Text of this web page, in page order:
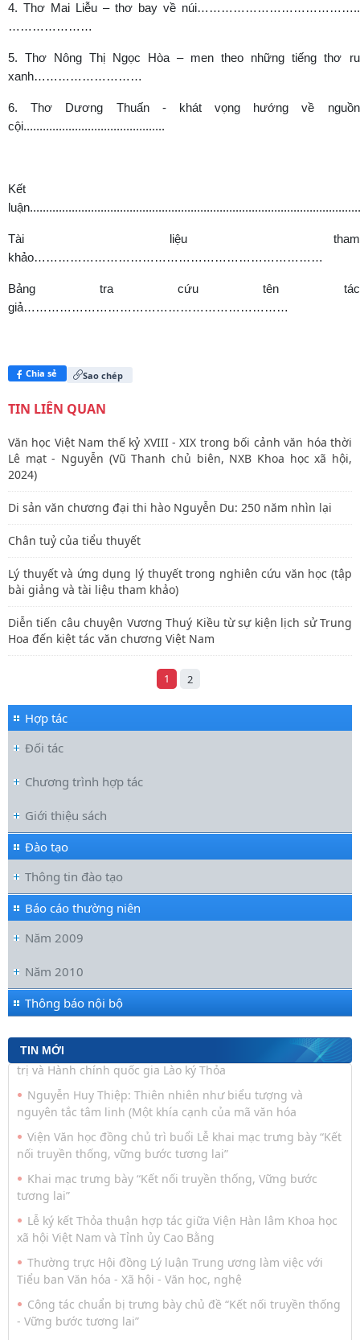
4. Thơ Mai Liễu – thơ bay về núi…………………………………..
…………………
5. Thơ Nông Thị Ngọc Hòa – men theo những tiếng thơ ru
xanh………………………
6. Thơ Dương Thuấn - khát vọng hướng về nguồn
cội............................................
Kết
Tài liệu tham
khảo………………………………………………………………
Bảng tra cứu tên tác
giả…………………………………………………………
Chia sẻ Sao chép
TIN LIÊN QUAN
Văn học Việt Nam thế kỷ XVIII - XIX trong bối cảnh văn hóa thời
Lê mạt - Nguyễn (Vũ Thanh chủ biên, NXB Khoa học xã hội,
2024)
Di sản văn chương đại thi hào Nguyễn Du: 250 năm nhìn lại
Chân tuỷ của tiểu thuyết
Lý thuyết và ứng dụng lý thuyết trong nghiên cứu văn học (tập
bài giảng và tài liệu tham khảo)
Diễn tiến câu chuyện Vương Thuý Kiều từ sự kiện lịch sử Trung
Hoa đến kiệt tác văn chương Việt Nam
1 2
Hợp tác
Đối tác
Chương trình hợp tác
Giới thiệu sách
Đào tạo
Thông tin đào tạo
Báo cáo thường niên
Năm 2009
Năm 2010
Thông báo nội bộ
TIN MỚI
Đối thoại ICWA – VASS lần thứ 6: Thúc đẩy quan hệ Đối tác
Chiến lược Toàn diện tăng cường Việt Nam
Viện Hàn lâm Khoa học xã hội Việt Nam và Học viện Chính
trị và Hành chính quốc gia Lào ký Thỏa
Nguyễn Huy Thiệp: Thiên nhiên như biểu tượng và
nguyên tắc tâm linh (Một khía cạnh của mã văn hóa
Viện Văn học đồng chủ trì buổi Lễ khai mạc trưng bày “Kết
nối truyền thống, vững bước tương lai”
Khai mạc trưng bày “Kết nối truyền thống, Vững bước
tương lai”
Lễ ký kết Thỏa thuận hợp tác giữa Viện Hàn lâm Khoa học
xã hội Việt Nam và Tỉnh ủy Cao Bằng
Thường trực Hội đồng Lý luận Trung ương làm việc với